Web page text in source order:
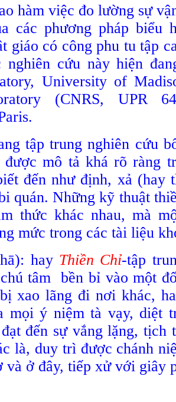
hàm việc đo lường sự
các phương pháp biểu
giáo có công phu tu tập
nghiên cứu này hiện
University of
(CNRS, UPR
tập trung nghiên cứu
mô tả khá rõ ràng
đến như định, xả (hay
quán. Những kỹ thuật
thức khác nhau, mà
mức trong các tài liệu
hay Thiền Chỉ-tập
tâm bền bỉ vào một
xao lãng đi nơi khác,
mọi ý niệm tà vạy, diệt
đến sự vắng lặng, tịch
là, duy trì được chánh
và ở đây, tiếp xử với giây